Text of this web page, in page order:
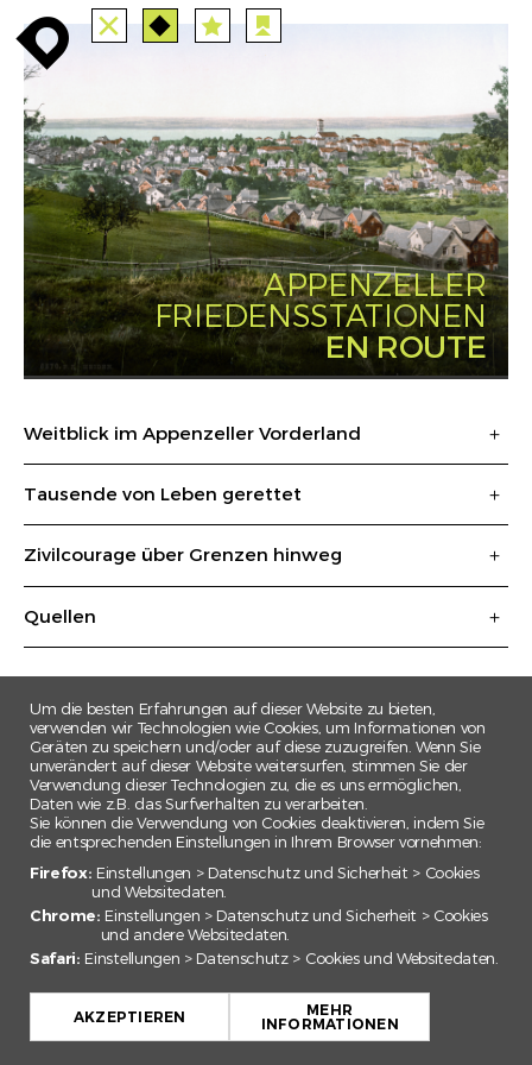
enroute enroute ALLE station STATIONEN route ROUTEN
+
close route angebote anreise
APPENZELLER
FRIEDENSSTATIONEN
EN ROUTE
Weitblick im Appenzeller Vorderland
Tausende von Leben gerettet
Zivilcourage über Grenzen hinweg
Quellen
Um die besten Erfahrungen auf dieser Website zu bieten,
verwenden wir Technologien wie Cookies, um Informationen von
Geräten zu speichern und/oder auf diese zuzugreifen. Wenn Sie
unverändert auf dieser Website weitersurfen, stimmen Sie der
Verwendung dieser Technologien zu, die es uns ermöglichen,
Daten wie z.B. das Surfverhalten zu verarbeiten.
Sie können die Verwendung von Cookies deaktivieren, indem Sie
die entsprechenden Einstellungen in Ihrem Browser vornehmen:
Firefox: Einstellungen > Datenschutz und Sicherheit > Cookies
und Websitedaten.
Chrome: Einstellungen > Datenschutz und Sicherheit > Cookies
und andere Websitedaten.
Safari: Einstellungen > Datenschutz > Cookies und Websitedaten.
AKZEPTIEREN MEHR
INFORMATIONEN